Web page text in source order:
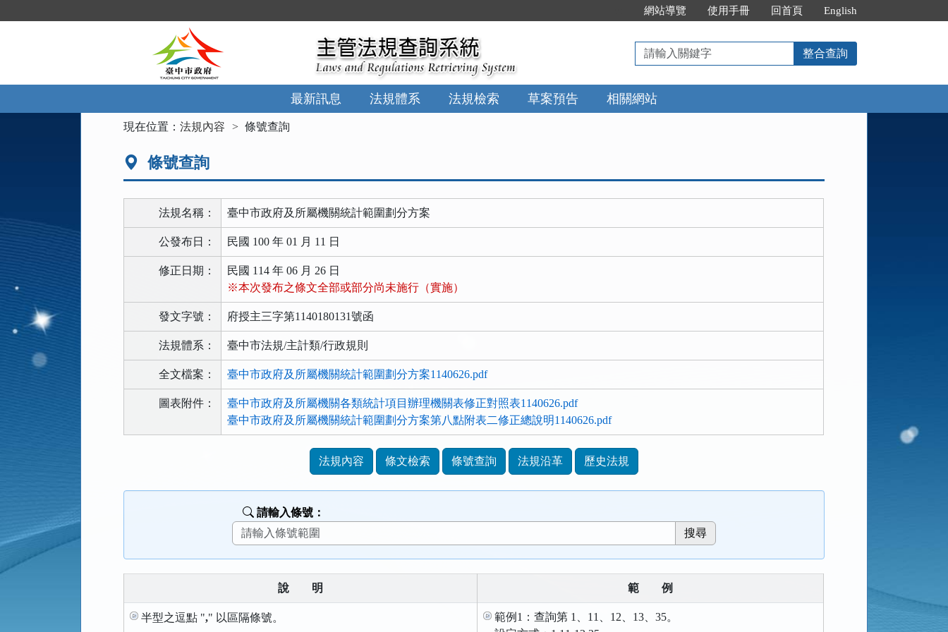
到
網站導覽 使用手冊 回首頁 English
請
輸
入
關
鍵
整合查詢
最新訊息 法規體系 法規檢索 草案預告 相關網站
現在位置：法規內容 條號查詢
條號查詢
法規名稱： 臺中市政府及所屬機關統計範圍劃分方案
公發布日： 民國 100 年 01 月 11 日
修正日期：
民國 114 年 06 月 26 日
※本次發布之條文全部或部分尚未施行（實施）
發文字號： 府授主三字第1140180131號函
法規體系： 臺中市法規/主計類/行政規則
全文檔案： 臺中市政府及所屬機關統計範圍劃分方案1140626.pdf
圖表附件：
臺中市政府及所屬機關各類統計項目辦理機關表修正對照表1140626.pdf
臺中市政府及所屬機關統計範圍劃分方案第八點附表二修正總說明1140626.pdf
功
區
法規內容 條文檢索 條號查詢 法規沿革 歷史法規
請輸入條號：
說 明 範例
半型之逗點 "," 以區隔條號。
範例1：查詢第 1、11、12、13、35。